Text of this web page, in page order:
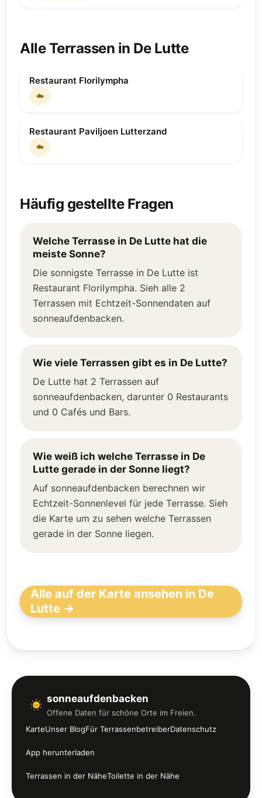
Alle Terrassen in De Lutte
Restaurant Florilympha
☁️
Restaurant Paviljoen Lutterzand
☁️
Häufig gestellte Fragen
Welche Terrasse in De Lutte hat die
meiste Sonne?
Die sonnigste Terrasse in De Lutte ist
Restaurant Florilympha. Sieh alle 2
Terrassen mit Echtzeit-Sonnendaten auf
sonneaufdenbacken.
Wie viele Terrassen gibt es in De Lutte?
De Lutte hat 2 Terrassen auf
sonneaufdenbacken, darunter 0 Restaurants
und 0 Cafés und Bars.
Wie weiß ich welche Terrasse in De
Lutte gerade in der Sonne liegt?
Auf sonneaufdenbacken berechnen wir
Echtzeit-Sonnenlevel für jede Terrasse. Sieh
die Karte um zu sehen welche Terrassen
gerade in der Sonne liegen.
Alle auf der Karte ansehen in De
Lutte →
sonneaufdenbacken
Offene Daten für schöne Orte im Freien.
KarteUnser BlogFür TerrassenbetreiberDatenschutz
App herunterladen
Terrassen in der NäheToilette in der Nähe